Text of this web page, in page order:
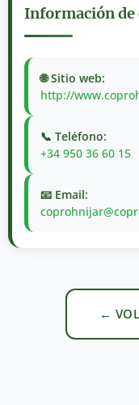
Información de
🌐 Sitio web:
http://
📞 Teléfono:
+34 950 36 60 15
📧 Email:
←